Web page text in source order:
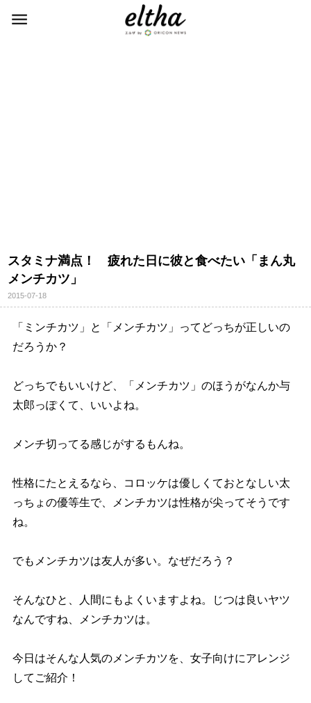
スタミナ満点！ 疲れた日に彼と食べたい「まん丸
メンチカツ」
2015-07-18
「ミンチカツ」と「メンチカツ」ってどっちが正しいの
だろうか？
どっちでもいいけど、「メンチカツ」のほうがなんか与
太郎っぽくて、いいよね。
メンチ切ってる感じがするもんね。
性格にたとえるなら、コロッケは優しくておとなしい太
っちょの優等生で、メンチカツは性格が尖ってそうです
ね。
でもメンチカツは友人が多い。なぜだろう？
そんなひと、人間にもよくいますよね。じつは良いヤツ
なんですね、メンチカツは。
今日はそんな人気のメンチカツを、女子向けにアレンジ
してご紹介！